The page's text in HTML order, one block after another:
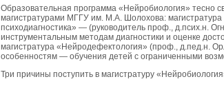
Образовательная программа «Нейробиология» тесно
магистратурами МГГУ им. М.А. Шолохова:
психодиагностика» — (руководитель проф., д.псих.н.
инструментальным методам диагностики и оценке
магистратура «Нейродефектология» (проф., д.пед.н.
особенностям— обучения детей с ограниченными
Три причины поступить в магистратуру